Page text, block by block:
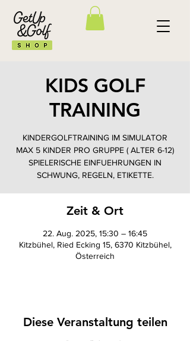
KIDS GOLF
TRAINING
KINDERGOLFTRAINING IM SIMULATOR
MAX 5 KINDER PRO GRUPPE ( ALTER 6-12)
SPIELERISCHE EINFUEHRUNGEN IN
SCHWUNG, REGELN, ETIKETTE.
Zeit & Ort
22. Aug. 2025, 15:30 – 16:45
Kitzbühel, Ried Ecking 15, 6370 Kitzbühel,
Österreich
Diese Veranstaltung teilen